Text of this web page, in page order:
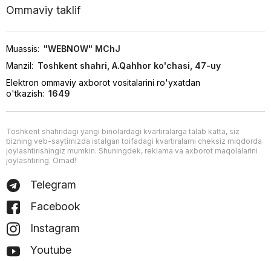
Ommaviy taklif
Muassis: "WEBNOW" MChJ
Manzil: Toshkent shahri, A.Qahhor ko'chasi, 47-uy
Elektron ommaviy axborot vositalarini ro'yxatdan
o'tkazish: 1649
Toshkent shahridagi yangi binolardagi kvartiralarga talab katta, siz
bizning veb-saytimizda istalgan toifadagi kvartiralarni cheksiz miqdorda
joylashtirishingiz mumkin. Shuningdek, reklama va axborot maqolalarini
joylashtiring. Omad!
Telegram
Facebook
Instagram
Youtube